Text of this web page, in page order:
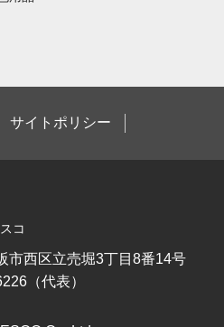
サイトポリシー
コ
市西区立売堀3丁目8番14号
（代表）